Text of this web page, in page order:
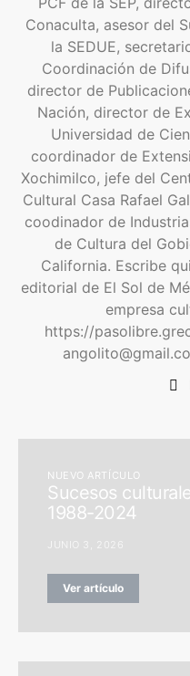
Conaculta, asesor del
la SEDUE,
Coordinación de
director de
Nación, director de
Universidad de
coordinador de
Xochimilco, jefe del
Cultural Casa Rafael
coodinador de
de Cultura del
California. Escribe
editorial de El Sol de
empresa
https://
NUEVO ARTÍCULO
Sucesos
1988-2024
JUNIO 3, 2026
Ver artículo